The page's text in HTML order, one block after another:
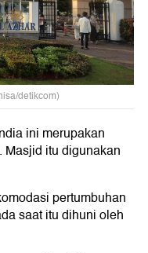
detikcom)
ini merupakan
Masjid itu digunakan
pertumbuhan
saat itu dihuni oleh